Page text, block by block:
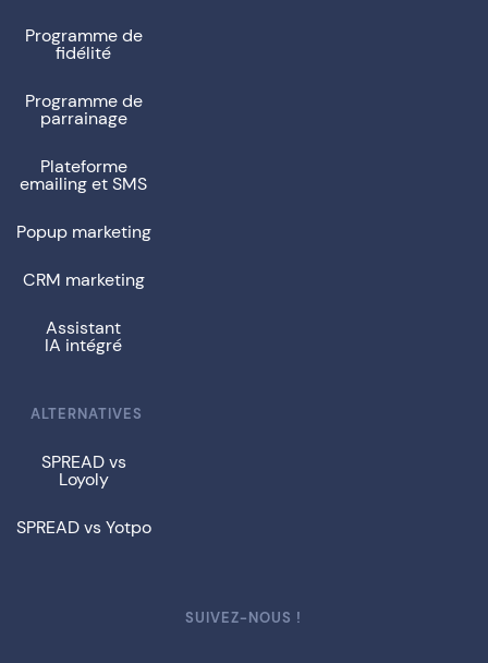
Programme de
fidélité
Programme de
parrainage
Plateforme
emailing et SMS
Popup marketing
CRM marketing
Assistant
IA intégré
ALTERNATIVES
SPREAD vs
Loyoly
SPREAD vs Yotpo
SUIVEZ-NOUS !